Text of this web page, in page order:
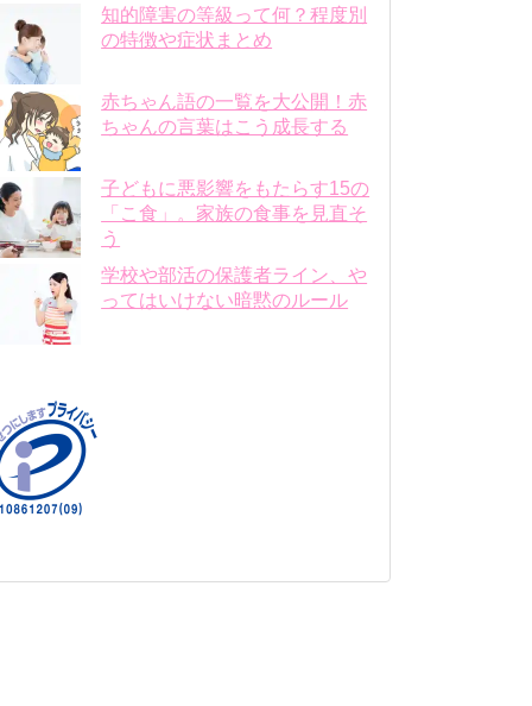
知的障害の等級って何？程度別
の特徴や症状まとめ
赤ちゃん語の一覧を大公開！赤
ちゃんの言葉はこう成長する
子どもに悪影響をもたらす15の
「こ食」。家族の食事を見直そ
う
学校や部活の保護者ライン、や
ってはいけない暗黙のルール